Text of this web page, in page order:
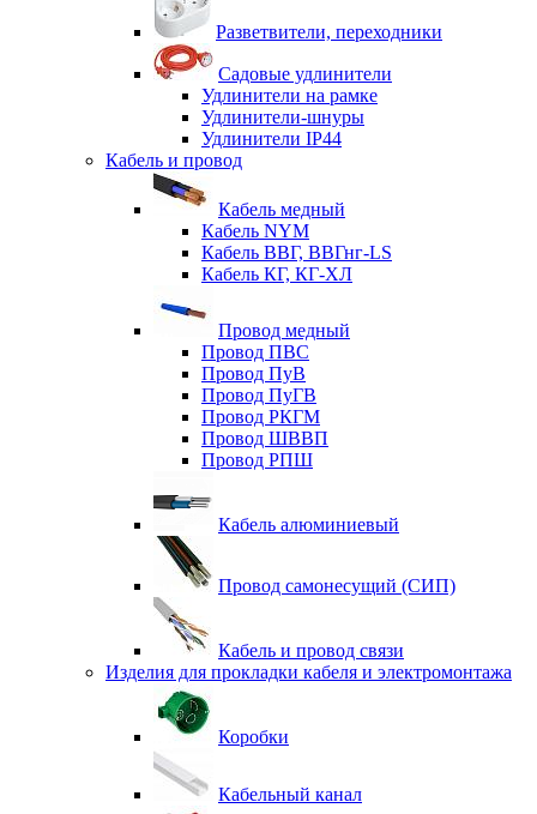
Разветвители, переходники
Садовые удлинители
Удлинители на рамке
Удлинители-шнуры
Удлинители IP44
Кабель и провод
Кабель медный
Кабель NYM
Кабель ВВГ, ВВГнг-LS
Кабель КГ, КГ-ХЛ
Провод медный
Провод ПВС
Провод ПуВ
Провод ПуГВ
Провод РКГМ
Провод ШВВП
Провод РПШ
Кабель алюминиевый
Провод самонесущий (СИП)
Кабель и провод связи
Изделия для прокладки кабеля и электромонтажа
Коробки
Кабельный канал